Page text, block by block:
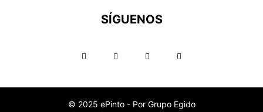
SÍGUENOS
© 2025 ePinto - Por Grupo Egido